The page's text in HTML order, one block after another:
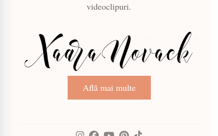
videoclipuri.
Află mai multe